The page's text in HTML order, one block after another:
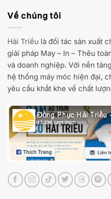
Về chúng tôi
Hải Triều là đối tác sản xuất
giải pháp May – In – Thêu
và doanh nghiệp. Với nền
hệ thống máy móc hiện đại,
yêu cầu khắt khe về chất